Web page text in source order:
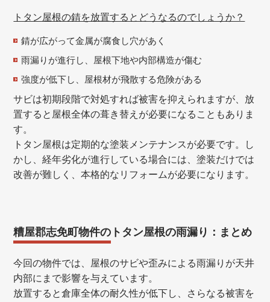
トタン屋根の錆を放置するとどうなるのでしょうか？
錆が広がって金属が腐食し穴があく
雨漏りが進行し、屋根下地や内部構造が傷む
強度が低下し、屋根材が飛散する危険がある
サビは初期段階で対処すれば被害を抑えられますが、放
置すると屋根全体の葺き替えが必要になることもありま
す。
トタン屋根は定期的な塗装メンテナンスが必要です。し
かし、経年劣化が進行している場合には、塗装だけでは
改善が難しく、本格的なリフォームが必要になります。
糟屋郡志免町物件のトタン屋根の雨漏り：まとめ
今回の物件では、屋根のサビや歪みによる雨漏りが天井
内部にまで影響を与えています。
放置すると倉庫全体の耐久性が低下し、さらなる被害を